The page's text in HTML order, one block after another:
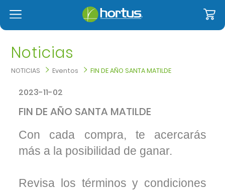
Noticias
NOTICIAS Eventos FIN DE AÑO SANTA MATILDE
2023-11-02
FIN DE AÑO SANTA MATILDE
Con cada compra, te acercarás
más a la posibilidad de ganar.
Revisa los términos y condiciones